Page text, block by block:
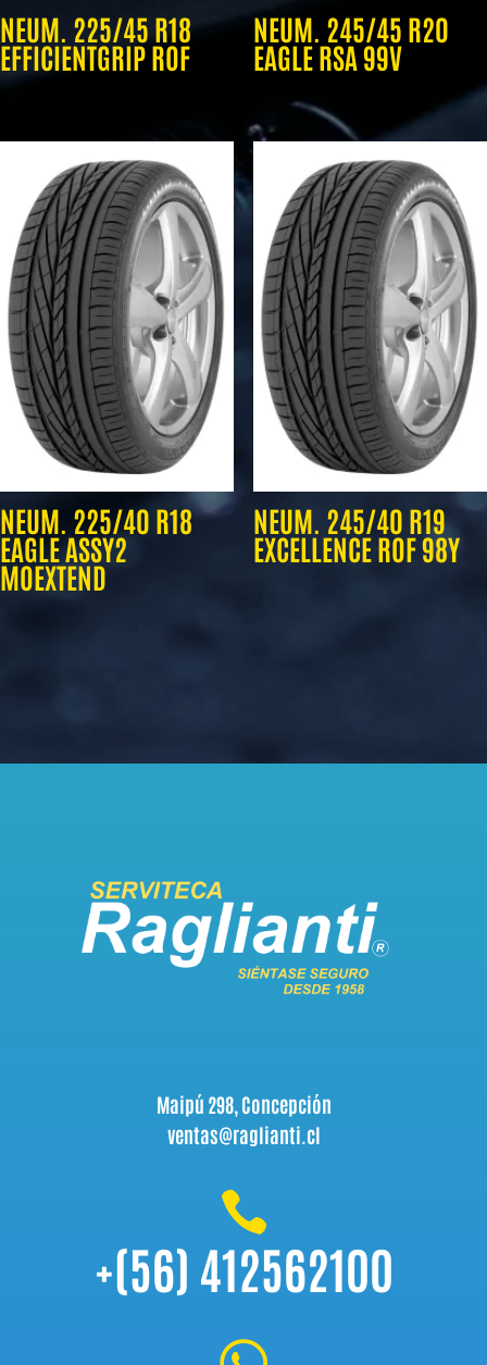
NEUM. 225/45 R18
EFFICIENTGRIP ROF
NEUM. 245/45 R20
EAGLE RSA 99V
NEUM. 225/40 R18
EAGLE ASSY2
MOEXTEND
NEUM. 245/40 R19
EXCELLENCE ROF 98Y
Maipú 298, Concepción
ventas@raglianti.cl

+(56) 412562100